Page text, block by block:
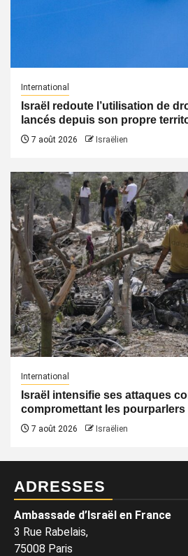
International
Israël redoute l’utilisation de
lancés depuis son propre
7 août 2026 Israëlien
International
Israël intensifie ses attaques
compromettant les pourparlers
7 août 2026 Israëlien
ADRESSES
Ambassade d’Israël en France
3 Rue Rabelais,
75008 Paris